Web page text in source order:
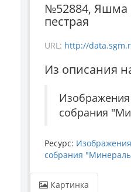
№52884, Яшма
пестрая
URL: http://data.sgm.ru/dataset/17744eed-27fa-4a9a-bc72-
Из описания
Изображения
собрания
Ресурс:
собрания
Картинка